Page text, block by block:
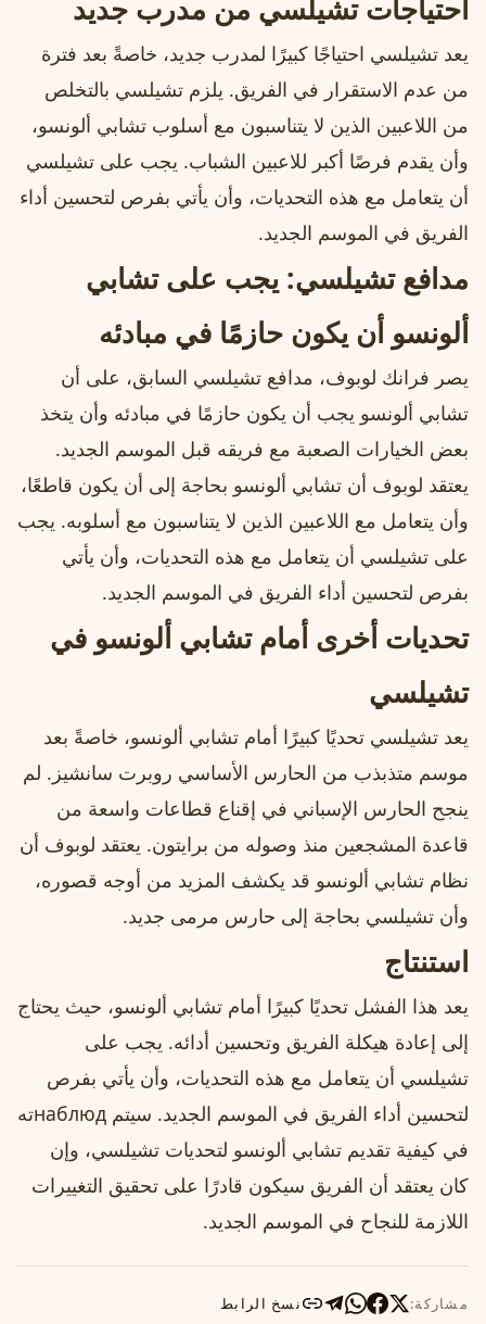
احتياجات تشيلسي من مدرب جديد
يعد تشيلسي احتياجًا كبيرًا لمدرب جديد، خاصةً بعد فترة
من عدم الاستقرار في الفريق. يلزم تشيلسي بالتخلص
من اللاعبين الذين لا يتناسبون مع أسلوب تشابي ألونسو،
وأن يقدم فرصًا أكبر للاعبين الشباب. يجب على تشيلسي
أن يتعامل مع هذه التحديات، وأن يأتي بفرص لتحسين أداء
الفريق في الموسم الجديد.
مدافع تشيلسي: يجب على تشابي
ألونسو أن يكون حازمًا في مبادئه
يصر فرانك لوبوف، مدافع تشيلسي السابق، على أن
تشابي ألونسو يجب أن يكون حازمًا في مبادئه وأن يتخذ
بعض الخيارات الصعبة مع فريقه قبل الموسم الجديد.
يعتقد لوبوف أن تشابي ألونسو بحاجة إلى أن يكون قاطعًا،
وأن يتعامل مع اللاعبين الذين لا يتناسبون مع أسلوبه. يجب
على تشيلسي أن يتعامل مع هذه التحديات، وأن يأتي
بفرص لتحسين أداء الفريق في الموسم الجديد.
تحديات أخرى أمام تشابي ألونسو في
تشيلسي
يعد تشيلسي تحديًا كبيرًا أمام تشابي ألونسو، خاصةً بعد
موسم متذبذب من الحارس الأساسي روبرت سانشيز. لم
ينجح الحارس الإسباني في إقناع قطاعات واسعة من
قاعدة المشجعين منذ وصوله من برايتون. يعتقد لوبوف أن
نظام تشابي ألونسو قد يكشف المزيد من أوجه قصوره،
وأن تشيلسي بحاجة إلى حارس مرمى جديد.
استنتاج
يعد هذا الفشل تحديًا كبيرًا أمام تشابي ألونسو، حيث يحتاج
إلى إعادة هيكلة الفريق وتحسين أدائه. يجب على
تشيلسي أن يتعامل مع هذه التحديات، وأن يأتي بفرص
لتحسين أداء الفريق في الموسم الجديد. سيتم наблюдته
في كيفية تقديم تشابي ألونسو لتحديات تشيلسي، وإن
كان يعتقد أن الفريق سيكون قادرًا على تحقيق التغييرات
اللازمة للنجاح في الموسم الجديد.
مشاركة: نسخ الرابط